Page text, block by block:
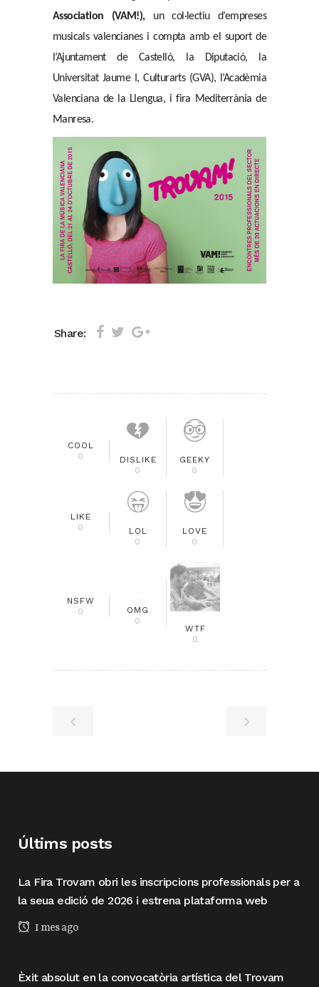
Association (VAM!),un col·lectiu d’empreses
musicals valencianes i compta amb el suport de
l’Ajuntament de Castelló, la Diputació, la
Universitat Jaume I, Culturarts (GVA), l’Acadèmia
Valenciana de la Llengua, i fira Mediterrània de
Manresa.
Share:
COOL
0
DISLIKE
0
GEEKY
0
LIKE
0
LOL
0
LOVE
0
NSFW
0
OMG
0
WTF
0
Últims posts
La Fira Trovam obri les inscripcions professionals per a
la seua edició de 2026 i estrena plataforma web
1 mes ago
Èxit absolut en la convocatòria artística del Trovam